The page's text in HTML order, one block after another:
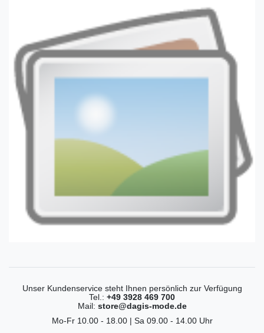
Unser Kundenservice steht Ihnen persönlich zur Verfügung
Tel.: +49 3928 469 700
Mail: store@dagis-mode.de
Mo-Fr 10.00 - 18.00 | Sa 09.00 - 14.00 Uhr